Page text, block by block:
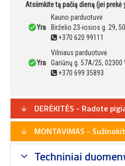
Atsiimkite tą pačią dieną (jei prekė
Yra
Kauno parduotuvė
Birželio 23-iosios g. 29,
+370 620 99111
Yra
Vilniaus parduotuvė
Gariūnų g. 57A/25, 02300
+370 699 35893
DERĖKITĖS - Radote
MONTAVIMAS -
Techniniai